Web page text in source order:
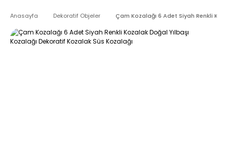
Anasayfa Dekoratif Objeler Çam Kozalağı 6 Adet Siyah Renkli